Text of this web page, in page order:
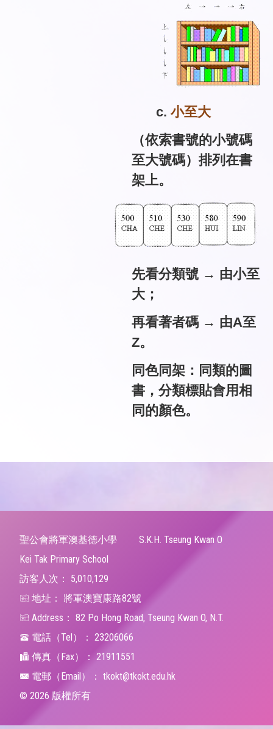
c. 小至大
（依索書號的小號碼
至大號碼）排列在書
架上。
先看分類號 → 由小至
大；
再看著者碼 → 由A至
Z。
同色同架：同類的圖
書，分類標貼會用相
同的顏色。
聖公會將軍澳基德小學
S.K.H. Tseung Kwan O
Kei Tak Primary School
訪客人次：
5,010,129
地址：
將軍澳寶康路82號
Address： 82 Po Hong Road, Tseung Kwan O, N.T.
電話（Tel）： 23206066
傳真（Fax）： 21911551
電郵（Email）： tkokt@tkokt.edu.hk
© 2026 版權所有